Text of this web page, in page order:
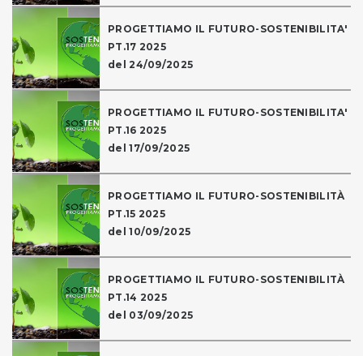
PROGETTIAMO IL FUTURO-SOSTENIBILITA'
PT.17 2025
del 24/09/2025
PROGETTIAMO IL FUTURO-SOSTENIBILITA'
PT.16 2025
del 17/09/2025
PROGETTIAMO IL FUTURO-SOSTENIBILITÀ
PT.15 2025
del 10/09/2025
PROGETTIAMO IL FUTURO-SOSTENIBILITÀ
PT.14 2025
del 03/09/2025